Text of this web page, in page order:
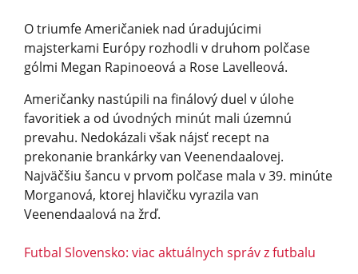
O triumfe Američaniek nad úradujúcimi
majsterkami Európy rozhodli v druhom polčase
gólmi Megan Rapinoeová a Rose Lavelleová.
Američanky nastúpili na finálový duel v úlohe
favoritiek a od úvodných minút mali územnú
prevahu. Nedokázali však nájsť recept na
prekonanie brankárky van Veenendaalovej.
Najväčšiu šancu v prvom polčase mala v 39. minúte
Morganová, ktorej hlavičku vyrazila van
Veenendaalová na žrď.
Futbal Slovensko: viac aktuálnych správ z futbalu